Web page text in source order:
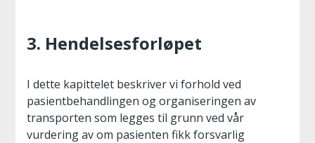
3. Hendelsesforløpet
I dette kapittelet beskriver vi forhold ved
pasientbehandlingen og organiseringen av
transporten som legges til grunn ved vår
vurdering av om pasienten fikk forsvarlig